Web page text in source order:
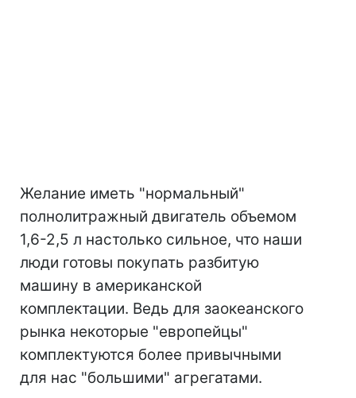
Желание иметь "нормальный"
полнолитражный двигатель объемом
1,6-2,5 л настолько сильное, что наши
люди готовы покупать разбитую
машину в американской
комплектации. Ведь для заокеанского
рынка некоторые "европейцы"
комплектуются более привычными
для нас "большими" агрегатами.